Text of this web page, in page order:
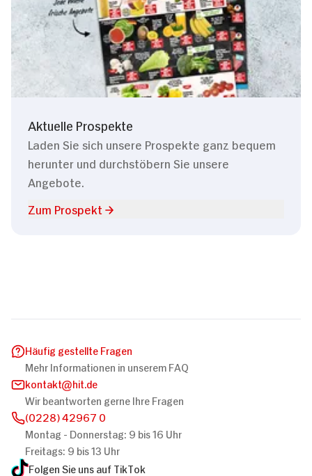
Aktuelle Prospekte
Laden Sie sich unsere Prospekte ganz bequem
herunter und durchstöbern Sie unsere
Angebote.
Zum Prospekt
Häufig gestellte Fragen
Mehr Informationen in unserem FAQ
kontakt
hit.de
Wir beantworten gerne Ihre Fragen
(0228) 42967 0
Montag - Donnerstag: 9 bis 16 Uhr
Freitags: 9 bis 13 Uhr
Folgen Sie uns auf TikTok